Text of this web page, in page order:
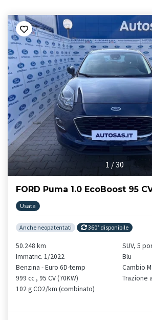
1 /30
FORD Puma 1.0 EcoBoost 95
Usata
Anche neopatentati 360° disponibile
50.248 km
Immatric. 1/2022
Benzina - Euro 6D-temp
999 cc , 95 CV (70KW)
102 g CO2/km (combinato)
SUV, 5
Blu
Cambio
Trazione